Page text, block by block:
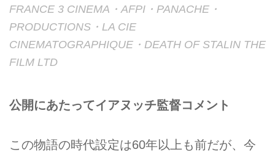
FRANCE 3 CINEMA・AFPI・PANACHE・
PRODUCTIONS・LA CIE
CINEMATOGRAPHIQUE・DEATH OF STALIN THE
FILM LTD
公開にあたってイアヌッチ監督コメント
この物語の時代設定は60年以上も前だが、今